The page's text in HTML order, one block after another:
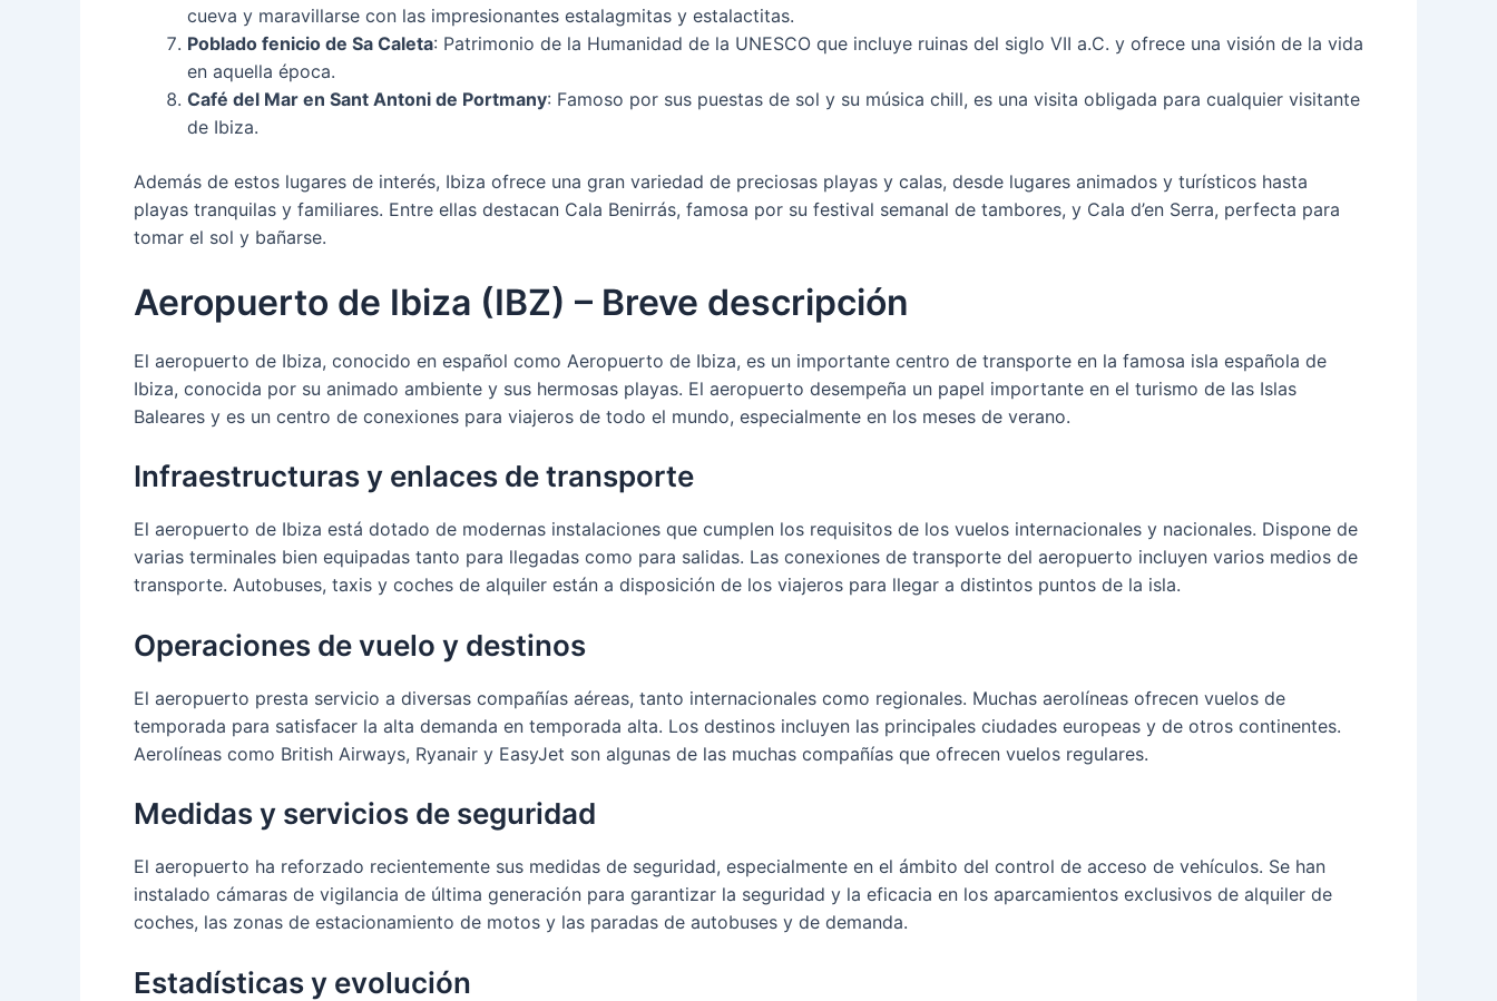
cueva y maravillarse con las impresionantes estalagmitas y estalactitas.
Poblado fenicio de Sa Caleta: Patrimonio de la Humanidad de la UNESCO que incluye ruinas del siglo VII a.C. y ofrece una visión de la vida
en aquella época.
Café del Mar en Sant Antoni de Portmany: Famoso por sus puestas de sol y su música chill, es una visita obligada para cualquier visitante
de Ibiza.
Además de estos lugares de interés, Ibiza ofrece una gran variedad de preciosas playas y calas, desde lugares animados y turísticos hasta
playas tranquilas y familiares. Entre ellas destacan Cala Benirrás, famosa por su festival semanal de tambores, y Cala d’en Serra, perfecta para
tomar el sol y bañarse.
Aeropuerto de Ibiza (IBZ) – Breve descripción
El aeropuerto de Ibiza, conocido en español como Aeropuerto de Ibiza, es un importante centro de transporte en la famosa isla española de
Ibiza, conocida por su animado ambiente y sus hermosas playas. El aeropuerto desempeña un papel importante en el turismo de las Islas
Baleares y es un centro de conexiones para viajeros de todo el mundo, especialmente en los meses de verano.
Infraestructuras y enlaces de transporte
El aeropuerto de Ibiza está dotado de modernas instalaciones que cumplen los requisitos de los vuelos internacionales y nacionales. Dispone de
varias terminales bien equipadas tanto para llegadas como para salidas. Las conexiones de transporte del aeropuerto incluyen varios medios de
transporte. Autobuses, taxis y coches de alquiler están a disposición de los viajeros para llegar a distintos puntos de la isla.
Operaciones de vuelo y destinos
El aeropuerto presta servicio a diversas compañías aéreas, tanto internacionales como regionales. Muchas aerolíneas ofrecen vuelos de
temporada para satisfacer la alta demanda en temporada alta. Los destinos incluyen las principales ciudades europeas y de otros continentes.
Aerolíneas como British Airways, Ryanair y EasyJet son algunas de las muchas compañías que ofrecen vuelos regulares.
Medidas y servicios de seguridad
El aeropuerto ha reforzado recientemente sus medidas de seguridad, especialmente en el ámbito del control de acceso de vehículos. Se han
instalado cámaras de vigilancia de última generación para garantizar la seguridad y la eficacia en los aparcamientos exclusivos de alquiler de
coches, las zonas de estacionamiento de motos y las paradas de autobuses y de demanda.
Estadísticas y evolución